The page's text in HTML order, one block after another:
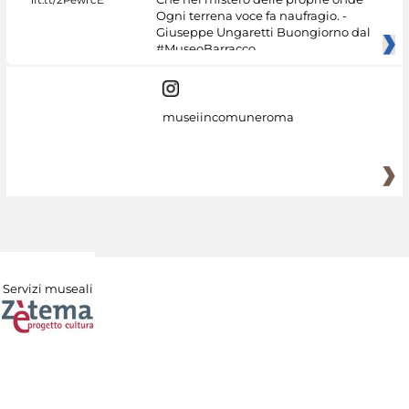
Ogni terrena voce fa naufragio. -
Giuseppe Ungaretti Buongiorno dal
#MuseoBarracco
museiincomuneroma
Servizi museali